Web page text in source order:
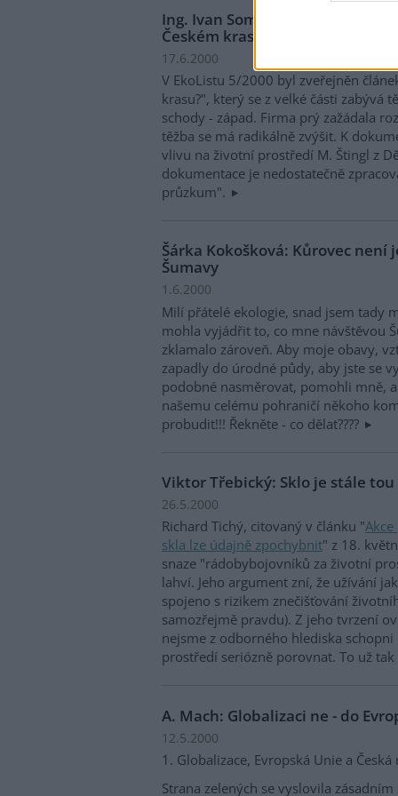
Ing. Ivan Sommer: Reakce na
Českém krasu?" v EkoListu 5/2000
17.6.2000
V EkoListu 5/2000 byl zveřejněn
krasu?", který se z velké části zabývá
schody - západ. Firma prý zažádala
těžba se má radikálně zvýšit. K
vlivu na životní prostředí M. Štingl z
dokumentace je nedostatečně
průzkum".
Šárka Kokošková: Kůrovec
Šumavy
1.6.2000
Milí přátelé ekologie, snad jsem tady
mohla vyjádřit to, co mne návštěvou
zklamalo zároveň. Aby moje obavy,
zapadly do úrodné půdy, aby jste se
podobné nasměrovat, pomohli mně,
našemu celému pohraničí někoho
probudit!!! Řekněte - co dělat????
Viktor Třebický: Sklo je stále
26.5.2000
Richard Tichý, citovaný v článku "
skla lze údajně zpochybnit" z 18.
snaze "rádobybojovníků za životní
lahví. Jeho argument zní, že užívání
spojeno s rizikem znečišťování
samozřejmě pravdu). Z jeho tvrzení
nejsme z odborného hlediska
prostředí seriózně porovnat. To už
A. Mach: Globalizaci ne - do
12.5.2000
1. Globalizace, Evropská Unie a
Strana zelených se vyslovila